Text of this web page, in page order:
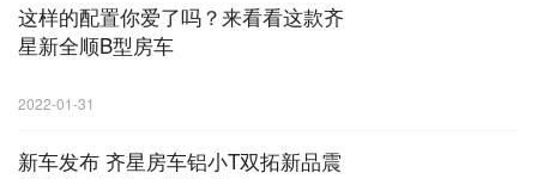
这样的配置你爱了吗？来看看这款齐
星新全顺B型房车
2022-01-31
新车发布 齐星房车铝小T双拓新品震